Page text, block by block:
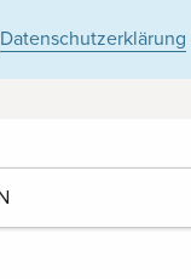
Datenschutzerklärung